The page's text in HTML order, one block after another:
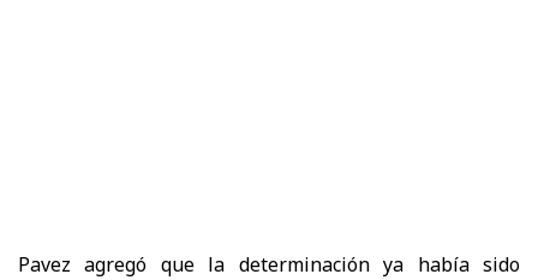
Pavez agregó que la determinación ya había sido